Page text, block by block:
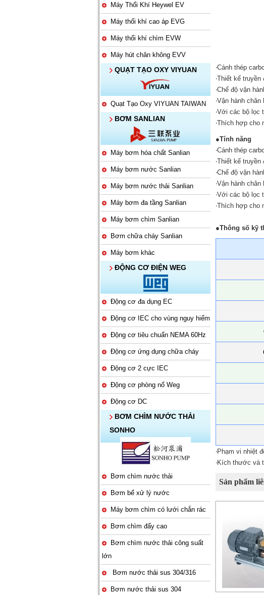
Máy Thổi Khí Heywel EV
Máy thổi khí cao áp EVG
Máy thổi khí chìm EVW
Máy hút chân không EVV
QUẠT TẠO OXY VIYUAN
Quạt Tạo Oxy VIYUAN TAIWAN
BƠM SANLIAN
Máy bơm hóa chất Sanlian
Máy bơm nước Sanlian
Máy bơm nước thải Sanlian
Máy bơm đa tầng Sanlian
Máy bơm chìm Sanlian
Bơm chữa cháy Sanlian
Máy bơm khác
ĐỘNG CƠ ĐIỆN WEG
Động cơ đa dụng EC
Động cơ IEC cho vùng nguy hiểm
Động cơ tiêu chuẩn NEMA 60Hz
Động cơ ứng dụng chữa cháy
Động cơ 2 cực IEC
Động cơ phòng nổ Weg
Động cơ DC
BƠM CHÌM NƯỚC THẢI
SONHO
Bơm chìm nước thải
Bơm bể xử lý nước
Máy bơm chìm có lưới chắn rác
Bơm chìm đẩy cao
Bơm chìm nước thải công suất
lớn
Bơm nước thải sus 304/316
Bơm nước thải sus 304
‧Cánh thép
‧Thiết kế truyền
‧Chế độ vận
‧Vận hành
‧Với các bộ lọc
‧Thích hợp cho
●Tính năng
‧Cánh thép
‧Thiết kế truyền
‧Chế độ vận
‧Vận hành
‧Với các bộ lọc
‧Thích hợp cho
●Thông số kỹ
‧Phạm vi nhiệt
‧Kích thước và
Sản phẩm